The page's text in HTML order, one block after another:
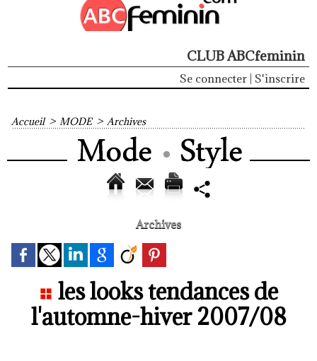
CLUB ABCfeminin
Se connecter S'inscrire
Accueil > MODE > Archives
Archives
les looks tendances de
l'automne-hiver 2007/08